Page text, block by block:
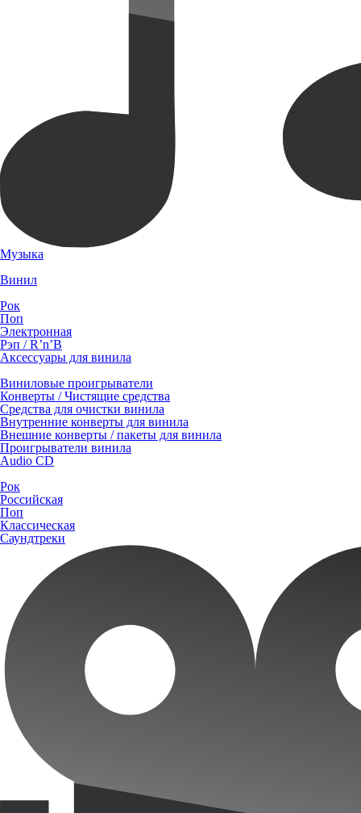
Музыка
Винил
Рок
Поп
Электронная
Рэп / R’n’B
Аксессуары для винила
Виниловые проигрыватели
Конверты / Чистящие средства
Средства для очистки винила
Внутренние конверты для винила
Внешние конверты / пакеты для винила
Проигрыватели винила
Audio CD
Рок
Российская
Поп
Классическая
Саундтреки